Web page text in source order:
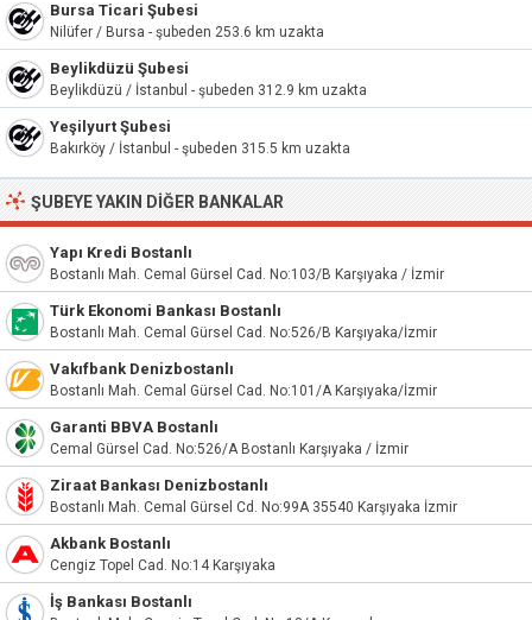
Bursa Ticari Şubesi
Nilüfer / Bursa - şubeden 253.6 km uzakta
Beylikdüzü Şubesi
Beylikdüzü / İstanbul - şubeden 312.9 km uzakta
Yeşilyurt Şubesi
Bakırköy / İstanbul - şubeden 315.5 km uzakta
ŞUBEYE YAKIN DIĞER BANKALAR
Yapı Kredi Bostanlı
Bostanlı Mah. Cemal Gürsel Cad. No:103/B Karşıyaka / İzmir
Türk Ekonomi Bankası Bostanlı
Bostanlı Mah. Cemal Gürsel Cad. No:526/B Karşıyaka/İzmir
Vakıfbank Denizbostanlı
Bostanlı Mah. Cemal Gürsel Cad. No:101/A Karşıyaka/İzmir
Garanti BBVA Bostanlı
Cemal Gürsel Cad. No:526/A Bostanlı Karşıyaka / İzmir
Ziraat Bankası Denizbostanlı
Bostanlı Mah. Cemal Gürsel Cd. No:99A 35540 Karşıyaka İzmir
Akbank Bostanlı
Cengiz Topel Cad. No:14 Karşıyaka
İş Bankası Bostanlı